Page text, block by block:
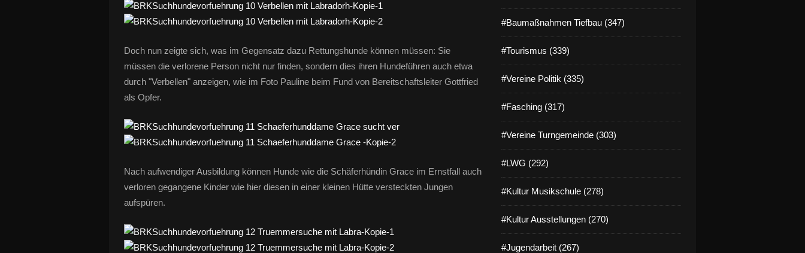
Doch nun zeigte sich, was im Gegensatz dazu Rettungshunde können müssen: Sie
müssen die verlorene Person nicht nur finden, sondern dies ihren Hundeführen auch etwa
durch "Verbellen" anzeigen, wie im Foto Pauline beim Fund von Bereitschaftsleiter Gottfried
als Opfer.
Nach aufwendiger Ausbildung können Hunde wie die Schäferhündin Grace im Ernstfall auch
verloren gegangene Kinder wie hier diesen in einer kleinen Hütte versteckten Jungen
aufspüren.
#Baumaßnahmen Tiefbau (347)
#Tourismus (339)
#Vereine Politik (335)
#Fasching (317)
#Vereine Turngemeinde (303)
#LWG (292)
#Kultur Musikschule (278)
#Kultur Ausstellungen (270)
#Jugendarbeit (267)